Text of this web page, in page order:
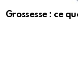
Grossesse : ce